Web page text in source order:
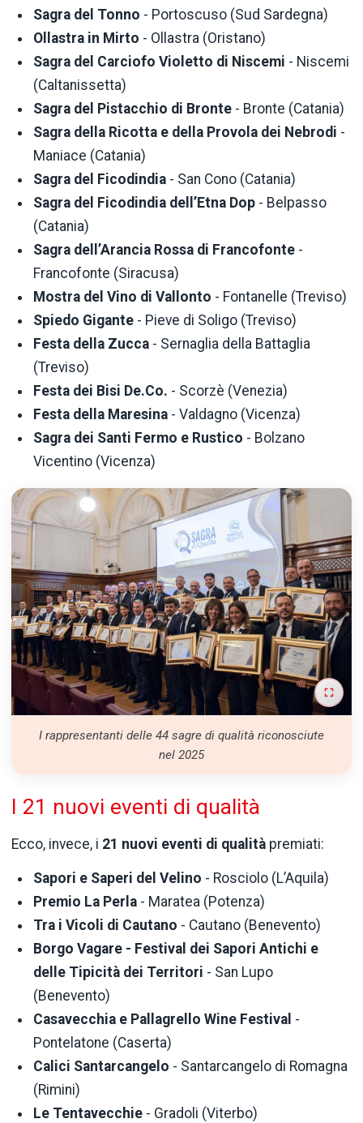
Sagra del Tonno - Portoscuso (Sud Sardegna)
Ollastra in Mirto - Ollastra (Oristano)
Sagra del Carciofo Violetto di Niscemi - Niscemi
(Caltanissetta)
Sagra del Pistacchio di Bronte - Bronte (Catania)
Sagra della Ricotta e della Provola dei Nebrodi -
Maniace (Catania)
Sagra del Ficodindia - San Cono (Catania)
Sagra del Ficodindia dell’Etna Dop - Belpasso
(Catania)
Sagra dell’Arancia Rossa di Francofonte -
Francofonte (Siracusa)
Mostra del Vino di Vallonto - Fontanelle (Treviso)
Spiedo Gigante - Pieve di Soligo (Treviso)
Festa della Zucca - Sernaglia della Battaglia
(Treviso)
Festa dei Bisi De.Co. - Scorzè (Venezia)
Festa della Maresina - Valdagno (Vicenza)
Sagra dei Santi Fermo e Rustico - Bolzano
Vicentino (Vicenza)
I rappresentanti delle 44 sagre di qualità riconosciute
nel 2025
I 21 nuovi eventi di qualità
Ecco, invece, i 21 nuovi eventi di qualità premiati:
Sapori e Saperi del Velino - Rosciolo (L’Aquila)
Premio La Perla - Maratea (Potenza)
Tra i Vicoli di Cautano - Cautano (Benevento)
Borgo Vagare - Festival dei Sapori Antichi e
delle Tipicità dei Territori - San Lupo
(Benevento)
Casavecchia e Pallagrello Wine Festival -
Pontelatone (Caserta)
Calici Santarcangelo - Santarcangelo di Romagna
(Rimini)
Le Tentavecchie - Gradoli (Viterbo)